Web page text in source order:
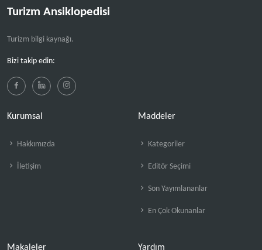
Turizm Ansiklopedisi
Turizm bilgi kaynağı.
Bizi takip edin:
Kurumsal
Hakkımızda
İletişim
Maddeler
Kategoriler
Editör Seçimi
Son Yayımlananlar
En Çok Okunanlar
Makaleler Yardım